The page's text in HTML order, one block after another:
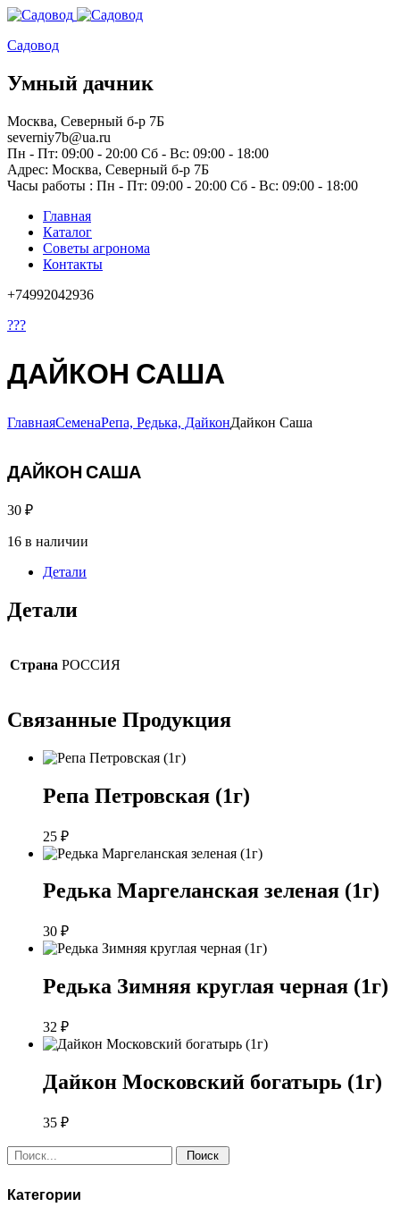
Садовод
Умный дачник
Москва, Северный б-р 7Б
severniy7b@ua.ru
Пн - Пт: 09:00 - 20:00 Сб - Вс: 09:00 - 18:00
Адрес: Москва, Северный б-р 7Б
Часы работы : Пн - Пт: 09:00 - 20:00 Сб - Вс: 09:00 - 18:00
Главная
Каталог
Советы агронома
Контакты
+74992042936
???
ДАЙКОН САША
ГлавнаяСеменаРепа, Редька, ДайконДайкон Саша
ДАЙКОН САША
30 ₽
16 в наличии
Детали
Детали
Страна РОССИЯ
Связанные Продукция
Репа Петровская (1г)
25 ₽
Редька Маргеланская зеленая (1г)
30 ₽
Редька Зимняя круглая черная (1г)
32 ₽
Дайкон Московский богатырь (1г)
35 ₽
Поиск:
Категории